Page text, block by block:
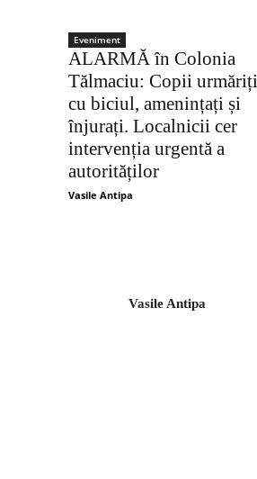
Eveniment
ALARMĂ în Colonia
Tălmaciu: Copii urmăriți
cu biciul, amenințați și
înjurați. Localnicii cer
intervenția urgentă a
autorităților
Vasile Antipa
Vasile Antipa